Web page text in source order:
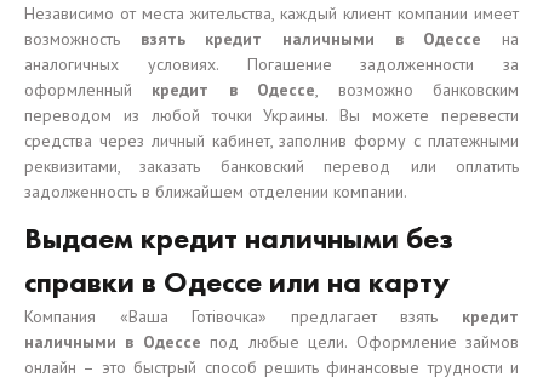
Независимо от места жительства, каждый клиент компании имеет
возможность взять кредит наличными в Одессе на
аналогичных условиях. Погашение задолженности за
оформленный кредит в Одессе, возможно банковским
переводом из любой точки Украины. Вы можете перевести
средства через личный кабинет, заполнив форму с платежными
реквизитами, заказать банковский перевод или оплатить
задолженность в ближайшем отделении компании.
Выдаем кредит наличными без
справки в Одессе или на карту
Компания «Ваша Готівочка» предлагает взять кредит
наличными в Одессе под любые цели. Оформление займов
онлайн – это быстрый способ решить финансовые трудности и